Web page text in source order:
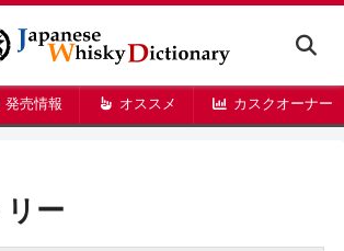
発売情報 オススメ カスクオーナー
ー